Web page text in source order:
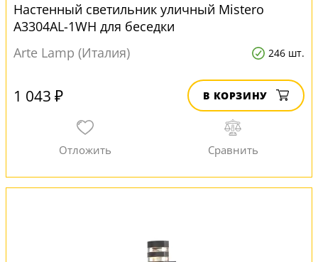
Настенный светильник уличный Mistero
A3304AL-1WH для беседки
Arte Lamp (Италия)
246 шт.
1 043 ₽ В КОРЗИНУ